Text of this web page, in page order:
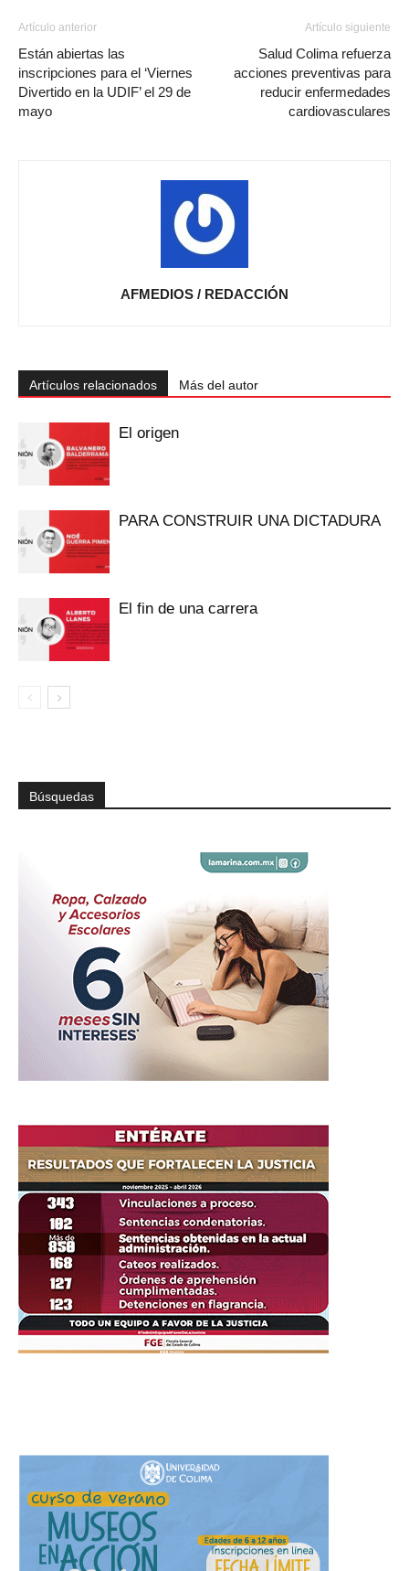
Artículo anterior
Están abiertas las
inscripciones para el ‘Viernes
Divertido en la UDIF’ el 29 de
mayo
Artículo siguiente
Salud Colima refuerza
acciones preventivas para
reducir enfermedades
cardiovasculares
AFMEDIOS / REDACCIÓN
Artículos relacionados Más del autor
El origen
PARA CONSTRUIR UNA DICTADURA
El fin de una carrera
Búsquedas